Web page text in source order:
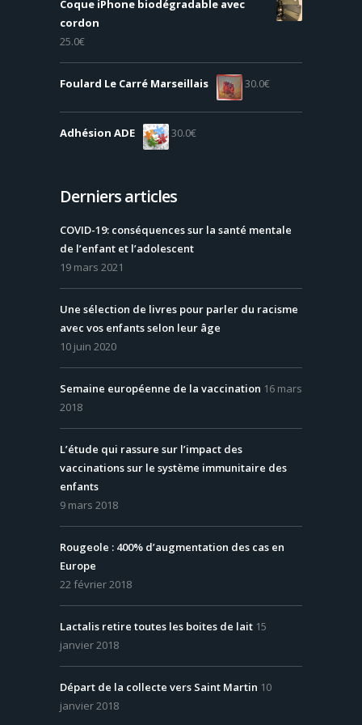
Coque iPhone biodégradable avec
cordon
25.0€
Foulard Le Carré Marseillais 30.0€
Adhésion ADE 30.0€
Derniers articles
COVID-19: conséquences sur la santé mentale
de l’enfant et l’adolescent
19 mars 2021
Une sélection de livres pour parler du racisme
avec vos enfants selon leur âge
10 juin 2020
Semaine européenne de la vaccination 16 mars
2018
L’étude qui rassure sur l’impact des
vaccinations sur le système immunitaire des
enfants
9 mars 2018
Rougeole : 400% d’augmentation des cas en
Europe
22 février 2018
Lactalis retire toutes les boites de lait 15
janvier 2018
Départ de la collecte vers Saint Martin 10
janvier 2018